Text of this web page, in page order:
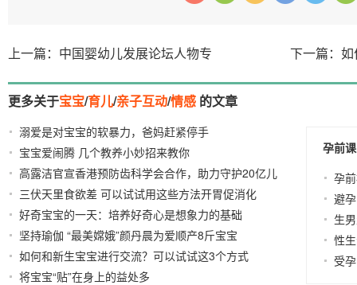
上一篇：中国婴幼儿发展论坛人物专 下一篇：
更多关于宝宝/育儿/亲子互动/情感 的文章
溺爱是对宝宝的软暴力，爸妈赶紧停手
宝宝爱闹腾 几个教养小妙招来教你
高露洁官宣香港预防齿科学会合作，助力守护20亿儿
童
2026-03-10
三伏天里食欲差 可以试试用这些方法开胃促消化
07-26
好奇宝宝的一天：培养好奇心是想象力的基础
17
坚持瑜伽 “最美嫦娥”颜丹晨为爱顺产8斤宝宝
07
如何和新生宝宝进行交流？可以试试这3个方式
05-21
将宝宝“贴”在身上的益处多
孕前
孕
避孕
生
性
受孕